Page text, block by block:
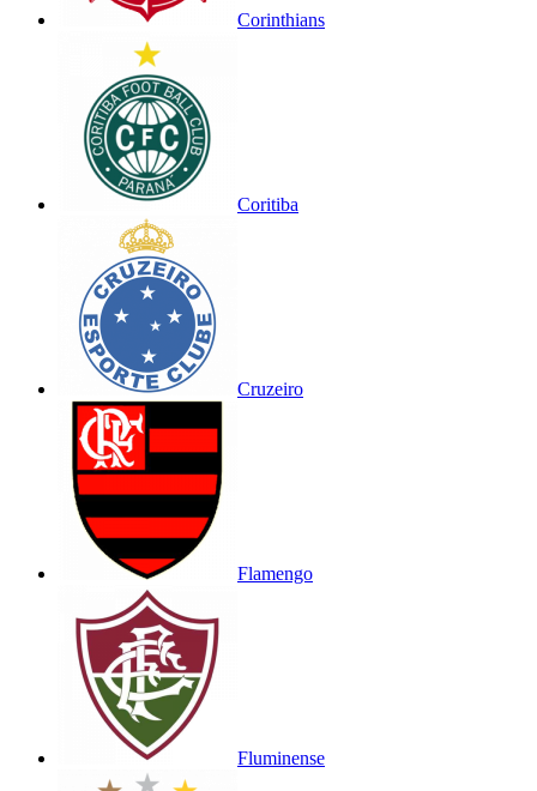
Corinthians
Coritiba
Cruzeiro
Flamengo
Fluminense